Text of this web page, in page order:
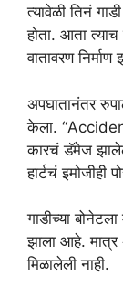
त्यावेळी तिनं
होता. आता
वातावरण निर्माण
अपघातानंतर
केला.
कारचं डॅमेज
हार्टचं
गाडीच्या
झाला आहे. मात्र
मिळालेली नाही.